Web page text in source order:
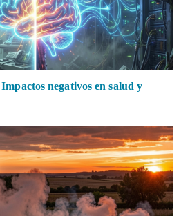
negativos en salud y